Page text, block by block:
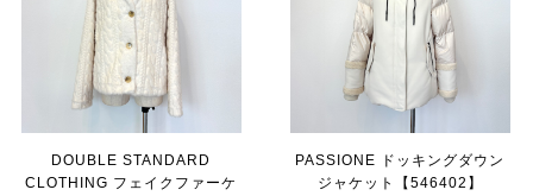
DOUBLE STANDARD
CLOTHING フェイクファーケ
PASSIONE ドッキングダウン
ジャケット【546402】